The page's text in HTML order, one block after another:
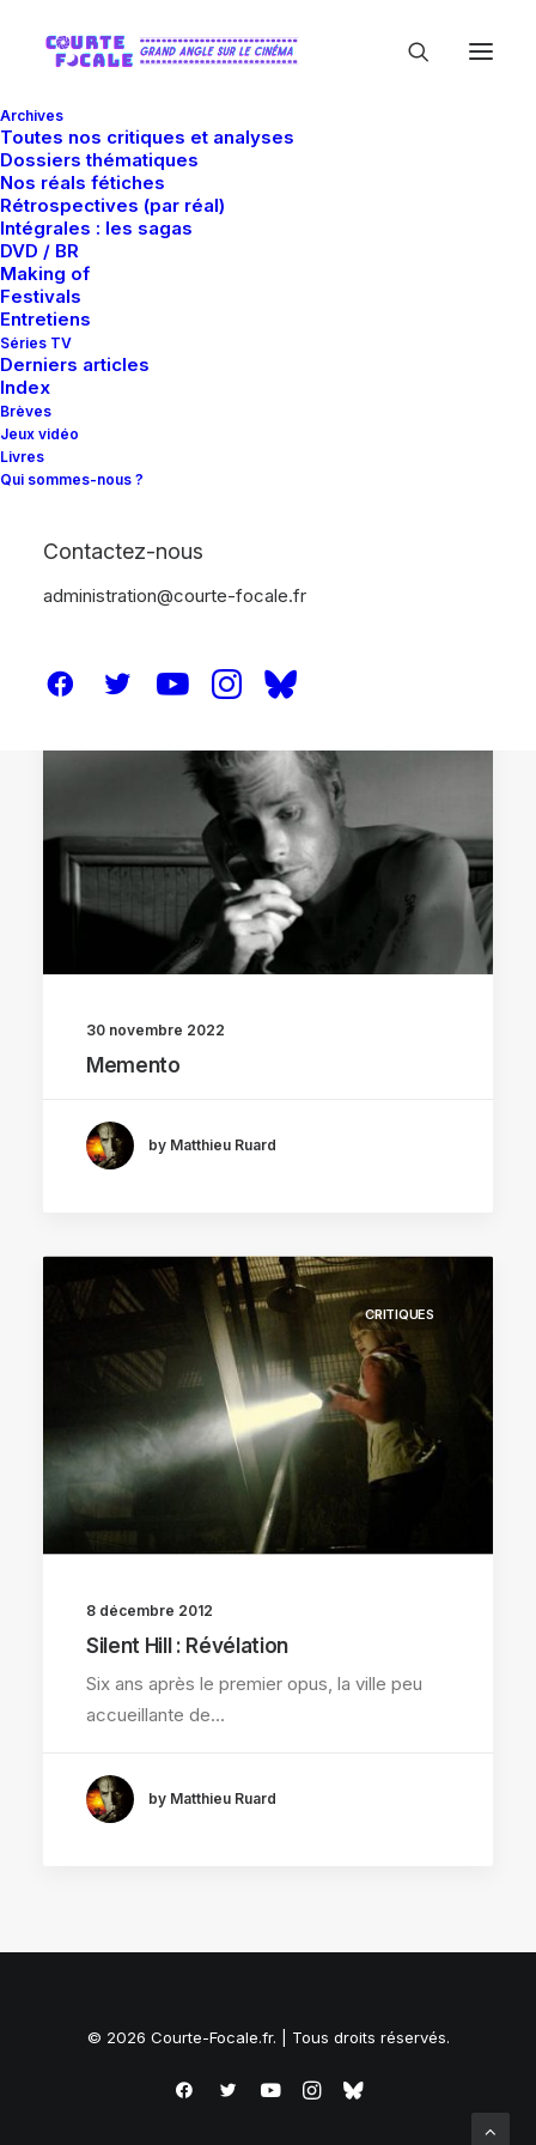
Archives
Toutes nos critiques et analyses
Dossiers thématiques
Nos réals fétiches
Rétrospectives (par réal)
Intégrales : les sagas
DVD / BR
Making of
Festivals
Entretiens
Séries TV
Derniers articles
Index
Brèves
Jeux vidéo
Livres
Qui sommes-nous ?
Contactez-nous
administration@courte-focale.fr
30 novembre 2022
Memento
by Matthieu Ruard
CRITIQUES
8 décembre 2012
Silent Hill : Révélation
Six ans après le premier opus, la ville peu
accueillante de…
by Matthieu Ruard
© 2026 Courte-Focale.fr. | Tous droits réservés.